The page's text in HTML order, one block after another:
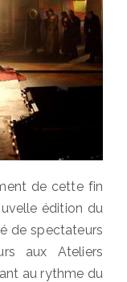
de cette fin
édition du
de spectateurs
aux Ateliers
au rythme du